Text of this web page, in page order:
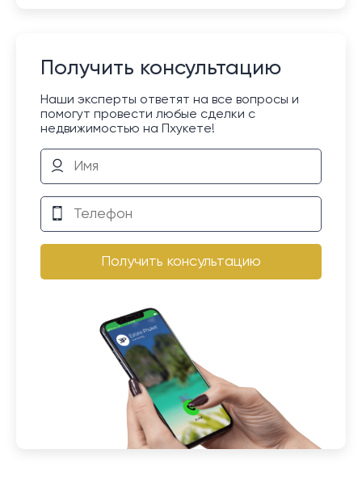
Получить консультацию
Наши эксперты ответят на все вопросы и
помогут провести любые сделки с
недвижимостью на Пхукете!
Получить консультацию